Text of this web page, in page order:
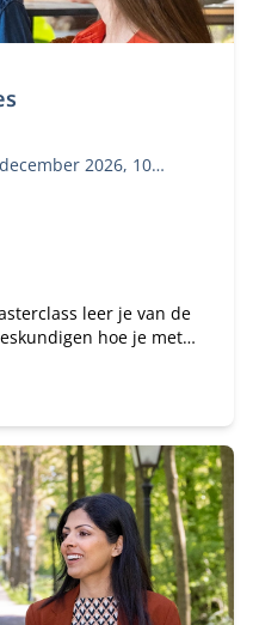
2026, 10
leer je van de
hoe je met